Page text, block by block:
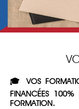
🎓 VOS
FINANCÉES 100%
FORMATION.